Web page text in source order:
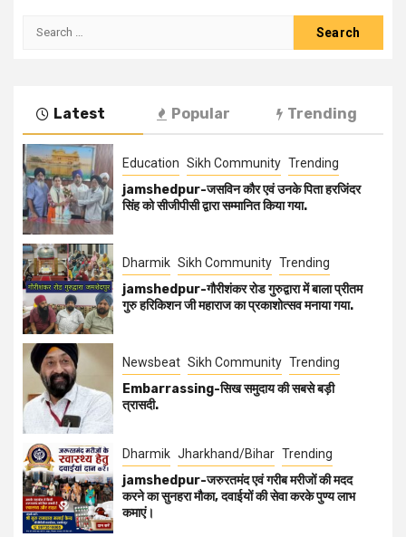
Latest Popular Trending
Education Sikh Community Trending
jamshedpur-जसविन कौर एवं उनके पिता हरजिंदर
सिंह को सीजीपीसी द्वारा सम्मानित किया गया.
Dharmik Sikh Community Trending
jamshedpur-गौरीशंकर रोड गुरुद्वारा में बाला प्रीतम
गुरु हरिकिशन जी महाराज का प्रकाशोत्सव मनाया गया.
Newsbeat Sikh Community Trending
Embarrassing-सिख समुदाय की सबसे बड़ी
त्रासदी.
Dharmik Jharkhand/Bihar Trending
jamshedpur-जरुरतमंद एवं गरीब मरीजों की मदद
करने का सुनहरा मौका, दवाईयों की सेवा करके पुण्य लाभ
कमाएं।